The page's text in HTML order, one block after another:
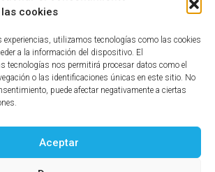
las cookies
experiencias, utilizamos tecnologías como las cookies
a la información del dispositivo. El
tecnologías nos permitirá procesar datos como el
o las identificaciones únicas en este sitio. No
puede afectar negativamente a ciertas
Aceptar
|Concejalía de Cultura|
|Política de privacidad| Aviso
legal|
de Alcalá de Henares